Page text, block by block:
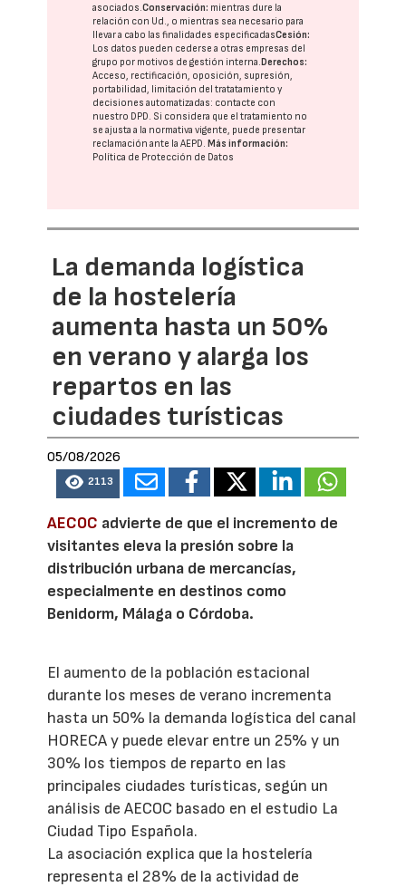
asociados.Conservación: mientras dure la
relación con Ud., o mientras sea necesario para
llevar a cabo las finalidades especificadasCesión:
Los datos pueden cederse a otras empresas del
grupo por motivos de gestión interna. Derechos:
Acceso, rectificación, oposición, supresión,
portabilidad, limitación del tratatamiento y
decisiones automatizadas: contacte con
nuestro DPD. Si considera que el tratamiento no
se ajusta a la normativa vigente, puede presentar
reclamación ante laAEPD. Más información:
Política de Protección de Datos
La demanda logística
de la hostelería
aumenta hasta un 50%
en verano y alarga los
repartos en las
ciudades turísticas
05/08/2026
2113
AECOC advierte de que el incremento de
visitantes eleva la presión sobre la
distribución urbana de mercancías,
especialmente en destinos como
Benidorm, Málaga o Córdoba.
El aumento de la población estacional
durante los meses de verano incrementa
hasta un 50% la demanda logística del canal
HORECA y puede elevar entre un 25% y un
30% los tiempos de reparto en las
principales ciudades turísticas, según un
análisis de AECOC basado en el estudio La
Ciudad Tipo Española.
La asociación explica que la hostelería
representa el 28% de la actividad de